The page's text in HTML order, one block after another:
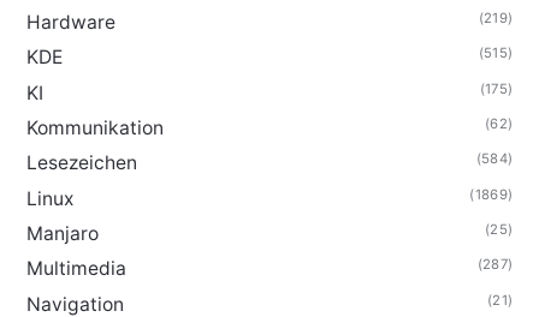
Hardware (219)
KDE (515)
KI (175)
Kommunikation (62)
Lesezeichen (584)
Linux (1869)
Manjaro (25)
Multimedia (287)
Navigation (21)